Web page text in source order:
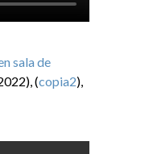
sala de
(copia2),